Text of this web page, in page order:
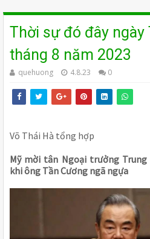
Thời sự đó đây ngày
tháng 8 năm 2023
quehuong 4.8.23 0
Võ Thái Hà tổng hợp
Mỹ mời tân Ngoại trưởng Trung
khi ông Tần Cương ngã ngựa